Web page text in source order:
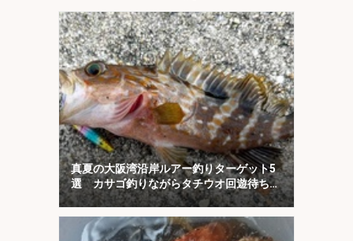
真夏の大阪湾沿岸ルアー釣りターゲット5
選 カサゴ釣りながらタチウオ回遊待ちが
オススメ？